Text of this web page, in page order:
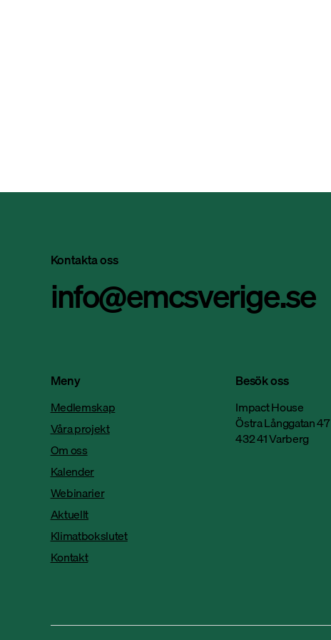
Besök oss
Impact House
Östra Långgatan 47
432 41 Varberg
Meny
Medlemskap
Våra projekt
Om oss
Kalender
Webinarier
Aktuellt
Klimatbokslutet
Kontakt
Kontakta oss
info@emcsverige.se